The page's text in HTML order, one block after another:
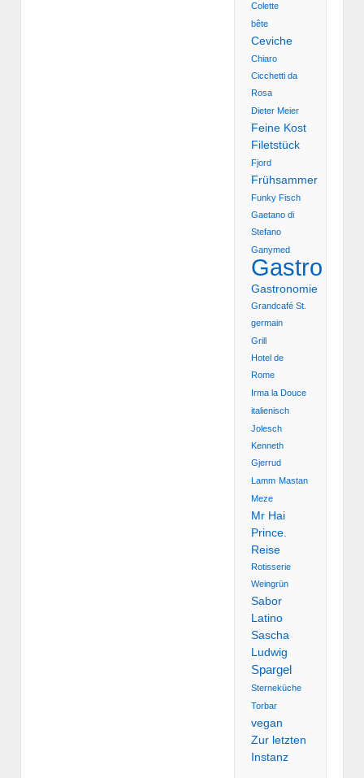
Colette
bête
Ceviche
Chiaro
Cicchetti da
Rosa
Dieter Meier
Feine Kost
Filetstück
Fjord
Frühsammer
Funky Fisch
Gaetano di
Stefano
Ganymed
Gastro
Gastronomie
Grandcafé St.
germain
Grill
Hotel de
Rome
Irma la Douce
italienisch
Jolesch
Kenneth
Gjerrud
Lamm Mastan
Meze
Mr Hai
Prince.
Reise
Rotisserie
Weingrün
Sabor
Latino
Sascha
Ludwig
Spargel
Sterneküche
Torbar
vegan
Zur letzten
Instanz